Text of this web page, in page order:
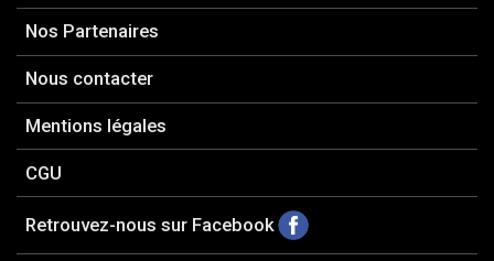
Nos Partenaires
Nous contacter
Mentions légales
CGU
Retrouvez-nous sur Facebook